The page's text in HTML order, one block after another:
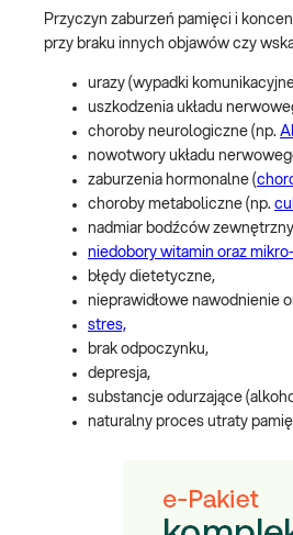
Przyczyn zaburzeń pamięci i
przy braku innych objawów czy
urazy (wypadki
uszkodzenia układu
choroby neurologiczne (np.
nowotwory układu
zaburzenia hormonalne (
choroby metaboliczne (np.
nadmiar bodźców
niedobory witamin oraz
błędy dietetyczne,
nieprawidłowe nawodnienie
stres,
brak odpoczynku,
depresja,
substancje odurzające
naturalny proces utraty